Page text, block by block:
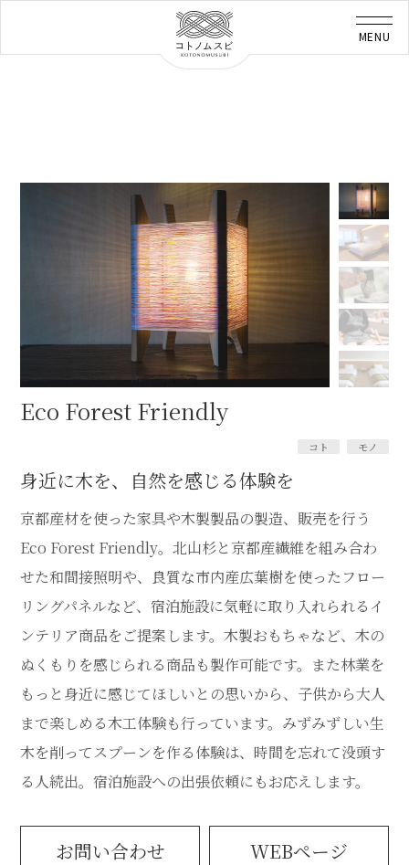
Eco Forest Friendly
コト モノ
身近に木を、自然を感じる体験を
京都産材を使った家具や木製製品の製造、販売を行う
Eco Forest Friendly。北山杉と京都産繊維を組み合わ
せた和間接照明や、良質な市内産広葉樹を使ったフロー
リングパネルなど、宿泊施設に気軽に取り入れられるイ
ンテリア商品をご提案します。木製おもちゃなど、木の
ぬくもりを感じられる商品も製作可能です。また林業を
もっと身近に感じてほしいとの思いから、子供から大人
まで楽しめる木工体験も行っています。みずみずしい生
木を削ってスプーンを作る体験は、時間を忘れて没頭す
る人続出。宿泊施設への出張依頼にもお応えします。
お問い合わせ WEBページ